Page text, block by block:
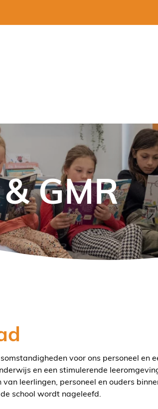
GMR
voor ons personeel en
en een stimulerende
leerlingen, personeel en ouders
school wordt nageleefd.